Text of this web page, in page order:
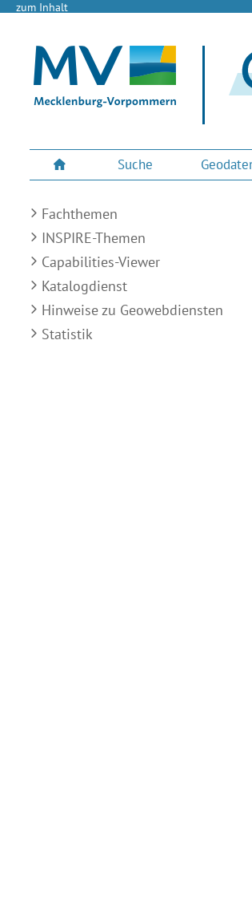
zum Inhalt
Suche
Fachthemen
INSPIRE-Themen
Capabilities-Viewer
Katalogdienst
Hinweise zu Geowebdiensten
Statistik